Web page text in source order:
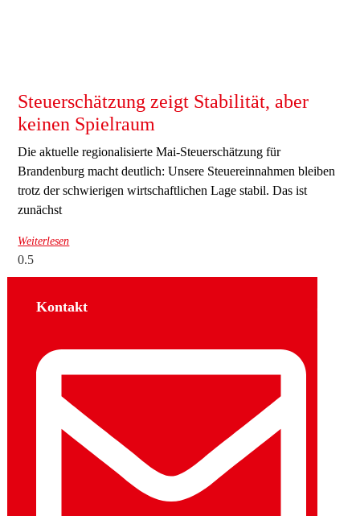
Steuerschätzung zeigt Stabilität, aber
keinen Spielraum
Die aktuelle regionalisierte Mai-Steuerschätzung für
Brandenburg macht deutlich: Unsere Steuereinnahmen bleiben
trotz der schwierigen wirtschaftlichen Lage stabil. Das ist
zunächst
Weiterlesen
Kontakt